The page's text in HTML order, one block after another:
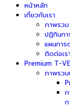
หน้าหลัก
เกี่ยวกับเรา
ภาพรวม
ปฏิทินกา
แผนการ
ติดต่อเรา
Premium T-
ภาพรวม